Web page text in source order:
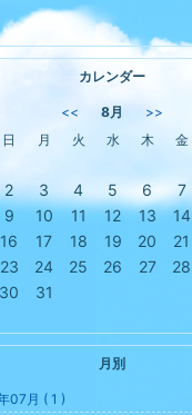
カレンダー
<< 8月
>>
日
月 火 水 木 金
2
3 4 5 6 7
9
10 11 12 13 14
16
17 18 19 20 21
23
24 25 26 27 28
30
31
月別
07月 ( 1 )